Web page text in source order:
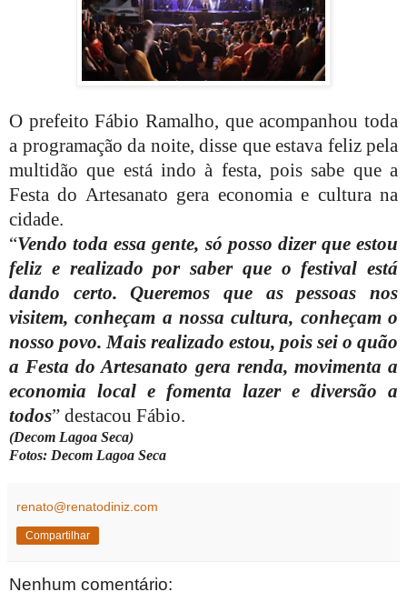
O prefeito Fábio Ramalho, que acompanhou toda
a programação da noite, disse que estava feliz pela
multidão que está indo à festa, pois sabe que a
Festa do Artesanato gera economia e cultura na
cidade.
“Vendo toda essa gente, só posso dizer que estou
feliz e realizado por saber que o festival está
dando certo. Queremos que as pessoas nos
visitem, conheçam a nossa cultura, conheçam o
nosso povo. Mais realizado estou, pois sei o quão
a Festa do Artesanato gera renda, movimenta a
economia local e fomenta lazer e diversão a
todos” destacou Fábio.
(Decom Lagoa Seca)
Fotos: Decom Lagoa Seca
renato@renatodiniz.com
Compartilhar
Nenhum comentário: